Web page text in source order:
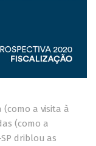
a visita à
(como a
driblou as